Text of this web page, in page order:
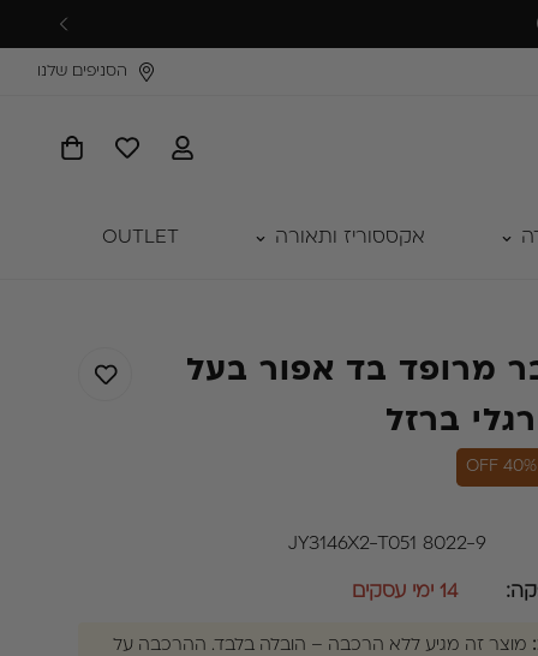
הסניפים שלנו
אקססוריז ותאורה OUTLET
מרופד בד אפור בעל
ברזל
40% OFF
JY3146X2-T051 8022-9
14 ימי עסקים
מוצר זה מגיע ללא הרכבה – הובלה בלבד. ההרכבה על